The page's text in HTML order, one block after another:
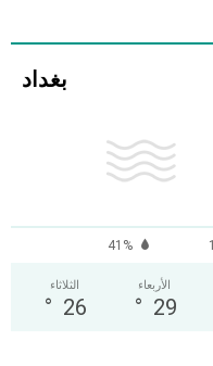
بغداد
41%
الثلاثاء
26
°
الأربعاء
29
°